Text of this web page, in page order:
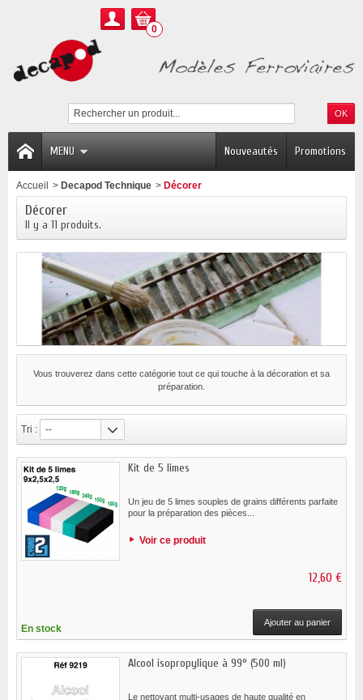
0
MENU Promotions
Nouveautés
Accueil > Decapod Technique > Décorer
Décorer
Il y a 11 produits.
Vous trouverez dans cette catégorie tout ce qui touche à la décoration et sa
préparation.
Tri : --
Kit de 5 limes
Un jeu de 5 limes souples de grains différents parfaite
pour la préparation des pièces...
Voir ce produit
12,60 €
En stock
Ajouter au panier
Alcool isopropylique à 99° (500 ml)
Le nettoyant multi-usages de haute qualité en